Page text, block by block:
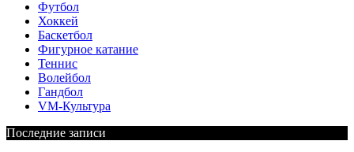
Футбол
Хоккей
Баскетбол
Фигурное катание
Теннис
Волейбол
Гандбол
VM-Культура
Последние записи